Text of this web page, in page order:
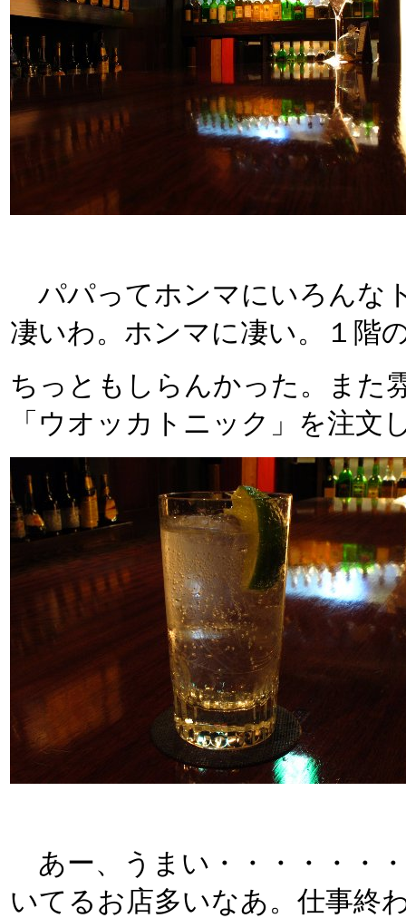
パパってホンマにいろんな
凄いわ。ホンマに凄い。１階
ちっともしらんかった。また
「ウオッカトニック」を注文
あー、うまい・・・・・・
いてるお店多いなあ。仕事終